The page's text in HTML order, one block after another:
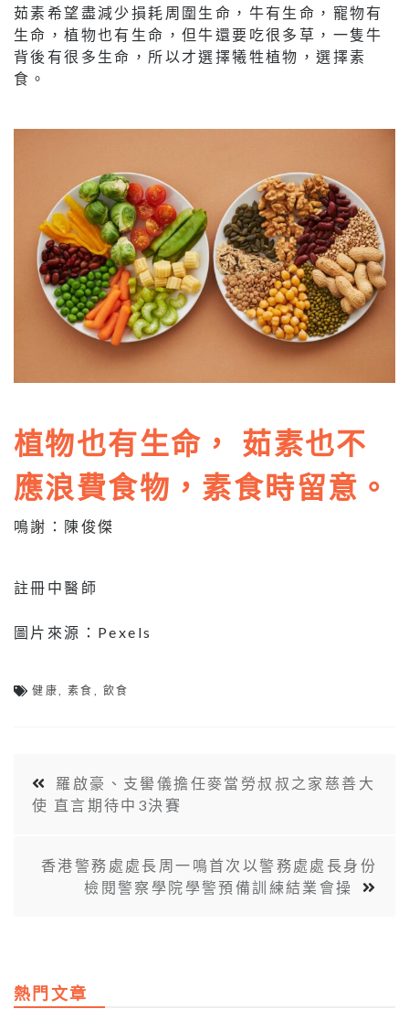
茹素希望盡減少損耗周圍生命，牛有生命，寵物有
生命，植物也有生命，但牛還要吃很多草，一隻牛
背後有很多生命，所以才選擇犧牲植物，選擇素
食。
植物也有生命， 茹素也不
應浪費食物，素食時留意。
鳴謝：陳俊傑
註冊中醫師
圖片來源：Pexels
健康,素食 , 飲食
羅啟豪、支嚳儀擔任麥當勞叔叔之家慈善大
使 直言期待中3決賽
香港警務處處長周一鳴首次以警務處處長身份
檢閱警察學院學警預備訓練結業會操
熱門文章